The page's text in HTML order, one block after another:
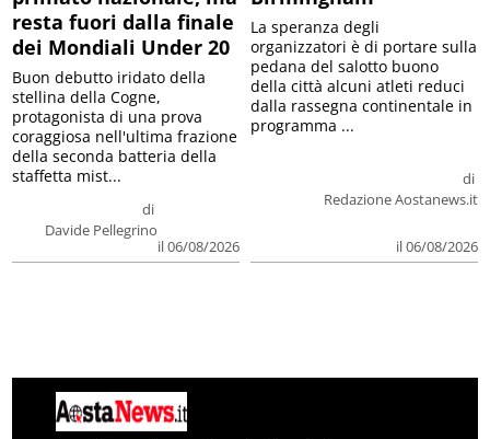
resta fuori dalla finale
dei Mondiali Under 20
di
Davide Pellegrino
il 06/08/2026
Buon debutto iridato della
stellina della Cogne,
protagonista di una prova
coraggiosa nell'ultima frazione
della seconda batteria della
staffetta mist...
di
Redazione Aostanews.it
il 06/08/2026
La speranza degli
organizzatori è di portare sulla
pedana del salotto buono
della città alcuni atleti reduci
dalla rassegna continentale in
programma ...